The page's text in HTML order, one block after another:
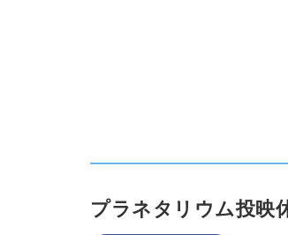
プラネタリウム投映